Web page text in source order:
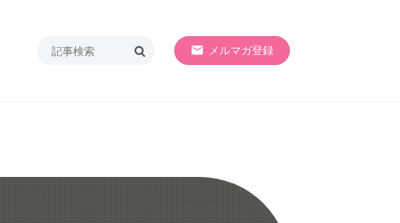
SORRY!!準備中
メルマガ登録